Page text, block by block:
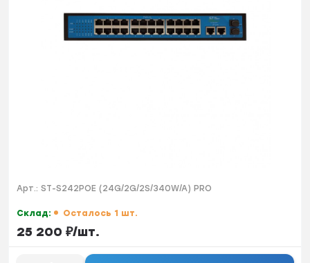
Арт.: ST-S242POE (24G/2G/2S/340W/A) PRO
Склад: Осталось 1 шт.
25 200 ₽/шт.